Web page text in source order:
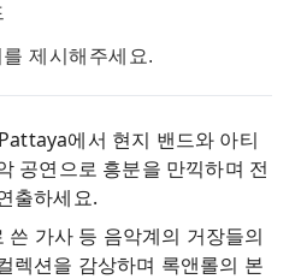
제시해주세요.
에서 현지 밴드와 아티
공연으로 흥분을 만끽하며 전
출하세요.
쓴 가사 등 음악계의 거장들의
렉션을 감상하며 록앤롤의 본